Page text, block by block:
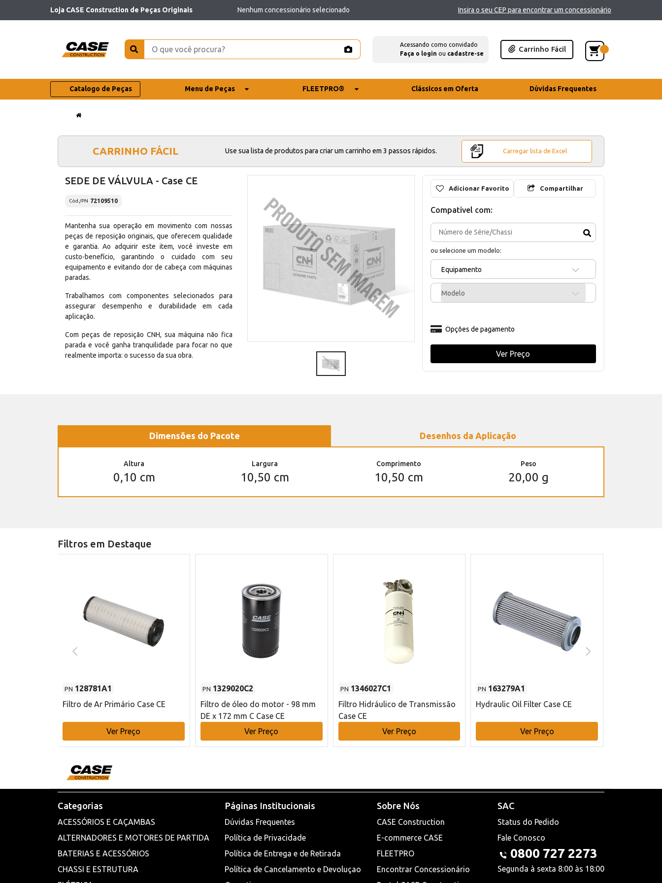
Loja CASE Construction de Peças Originais Nenhum concessionário selecionado Insira o seu CEP para encontrar um concessionário
Acessando como convidado
Faça o login ou cadastre-se
Carrinho Fácil
Catalogo de Peças Menu de Peças FLEETPRO® Clássicos em Oferta Dúvidas Frequentes
CARRINHO FÁCIL Use sua lista de produtos para criar um carrinho em 3 passos rápidos. Carregar lista de Excel
SEDE DE VÁLVULA - Case CE
Cód./PN 72109510
Mantenha sua operação em movimento com nossas
peças de reposição originais, que oferecem qualidade
e garantia. Ao adquirir este item, você investe em
custo-benefício, garantindo o cuidado com seu
equipamento e evitando dor de cabeça com máquinas
paradas.
Trabalhamos com componentes selecionados para
assegurar desempenho e durabilidade em cada
aplicação.
Com peças de reposição CNH, sua máquina não fica
parada e você ganha tranquilidade para focar no que
realmente importa: o sucesso da sua obra.
Adicionar Favorito Compartilhar
Compativel com:
ou selecione um modelo:
Equipamento
Modelo
Opções de pagamento
Ver Preço
Dimensões do Pacote Desenhos da Aplicação
Altura
0,10 cm
Largura
10,50 cm
Comprimento
10,50 cm
Peso
20,00 g
Filtros em Destaque
PN 128781A1
Filtro de Ar Primário Case CE
Ver Preço
PN 1329020C2
Filtro de óleo do motor - 98 mm
DE x 172 mm C Case CE
Ver Preço
PN 1346027C1
Filtro Hidráulico de Transmissão
Case CE
Ver Preço
PN 163279A1
Hydraulic Oil Filter Case CE
Ver Preço
Categorias
ACESSÓRIOS E CAÇAMBAS
ALTERNADORES E MOTORES DE PARTIDA
BATERIAS E ACESSÓRIOS
CHASSI E ESTRUTURA
Páginas Institucionais
Dúvidas Frequentes
Política de Privacidade
Política de Entrega e de Retirada
Política de Cancelamento e Devoluçao
Sobre Nós
CASE Construction
E-commerce CASE
FLEETPRO
Encontrar Concessionário
SAC
Status do Pedido
Fale Conosco
0800 727 2273
Segunda à sexta 8:00 às 18:00